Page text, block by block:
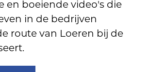
en boeiende video's die
in de bedrijven
route van Loeren bij de